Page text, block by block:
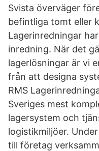
Svista överväger
befintliga tomt eller
Lagerinredningar
inredning. När det
lagerlösningar är vi
från att designa
RMS
Sveriges mest
lagersystem och
logistikmiljöer.
till företag